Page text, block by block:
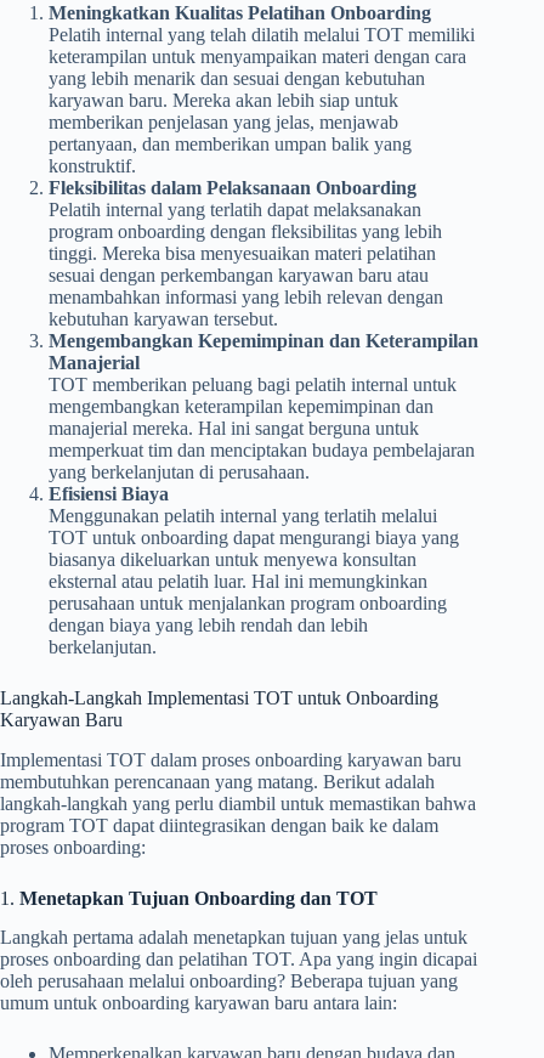
Meningkatkan Kualitas Pelatihan Onboarding
Pelatih internal yang telah dilatih melalui TOT memiliki
keterampilan untuk menyampaikan materi dengan cara
yang lebih menarik dan sesuai dengan kebutuhan
karyawan baru. Mereka akan lebih siap untuk
memberikan penjelasan yang jelas, menjawab
pertanyaan, dan memberikan umpan balik yang
konstruktif.
Fleksibilitas dalam Pelaksanaan Onboarding
Pelatih internal yang terlatih dapat melaksanakan
program onboarding dengan fleksibilitas yang lebih
tinggi. Mereka bisa menyesuaikan materi pelatihan
sesuai dengan perkembangan karyawan baru atau
menambahkan informasi yang lebih relevan dengan
kebutuhan karyawan tersebut.
Mengembangkan Kepemimpinan dan Keterampilan
Manajerial
TOT memberikan peluang bagi pelatih internal untuk
mengembangkan keterampilan kepemimpinan dan
manajerial mereka. Hal ini sangat berguna untuk
memperkuat tim dan menciptakan budaya pembelajaran
yang berkelanjutan di perusahaan.
Efisiensi Biaya
Menggunakan pelatih internal yang terlatih melalui
TOT untuk onboarding dapat mengurangi biaya yang
biasanya dikeluarkan untuk menyewa konsultan
eksternal atau pelatih luar. Hal ini memungkinkan
perusahaan untuk menjalankan program onboarding
dengan biaya yang lebih rendah dan lebih
berkelanjutan.
Langkah-Langkah Implementasi TOT untuk Onboarding
Karyawan Baru
Implementasi TOT dalam proses onboarding karyawan baru
membutuhkan perencanaan yang matang. Berikut adalah
langkah-langkah yang perlu diambil untuk memastikan bahwa
program TOT dapat diintegrasikan dengan baik ke dalam
proses onboarding:
1. Menetapkan Tujuan Onboarding dan TOT
Langkah pertama adalah menetapkan tujuan yang jelas untuk
proses onboarding dan pelatihan TOT. Apa yang ingin dicapai
oleh perusahaan melalui onboarding? Beberapa tujuan yang
umum untuk onboarding karyawan baru antara lain: